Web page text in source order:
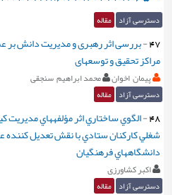
دسترسی آزاد مقاله
47
-بررسی اثر رهبری و مدیریت دانش بر
مراکز تحقیق و توسعهای
پیمان اخوان محمد ابراهیم سنجقی
دسترسی آزاد مقاله
48
-الگوي ساختاري اثر مؤلفههاي مديريت
شغلي کارکنان ستادي با نقش تعديل کننده
دانشگاههاي فرهنگيان
اکبر کشاورزی
دسترسی آزاد مقاله